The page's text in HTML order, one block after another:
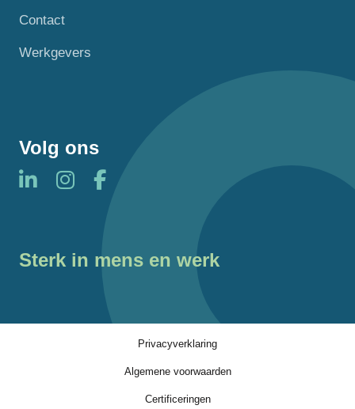
Contact
Werkgevers
Volg ons
Sterk in mens en werk
Privacyverklaring
Algemene voorwaarden
Certificeringen